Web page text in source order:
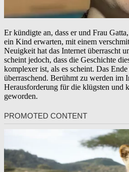
Er kündigte an, dass er und Frau
ein Kind erwarten, mit einem
Neuigkeit hat das Internet überrascht
scheint jedoch, dass die Geschichte
komplexer ist, als es scheint. Das
überraschend. Berühmt zu werden im
Herausforderung für die klügsten und
geworden.